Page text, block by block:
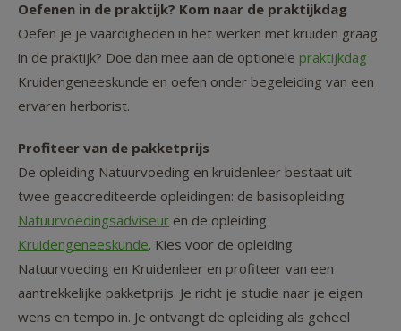
Oefenen in de praktijk? Kom naar de praktijkdag
Oefen je je vaardigheden in het werken met kruiden graag
in de praktijk? Doe dan mee aan de optionele praktijkdag
Kruidengeneeskunde en oefen onder begeleiding van een
ervaren herborist.
Profiteer van de pakketprijs
De opleiding Natuurvoeding en kruidenleer bestaat uit
twee geaccrediteerde opleidingen: de basisopleiding
Natuurvoedingsadviseur en de opleiding
Kruidengeneeskunde. Kies voor de opleiding
Natuurvoeding en Kruidenleer en profiteer van een
aantrekkelijke pakketprijs. Je richt je studie naar je eigen
wens en tempo in. Je ontvangt de opleiding als geheel